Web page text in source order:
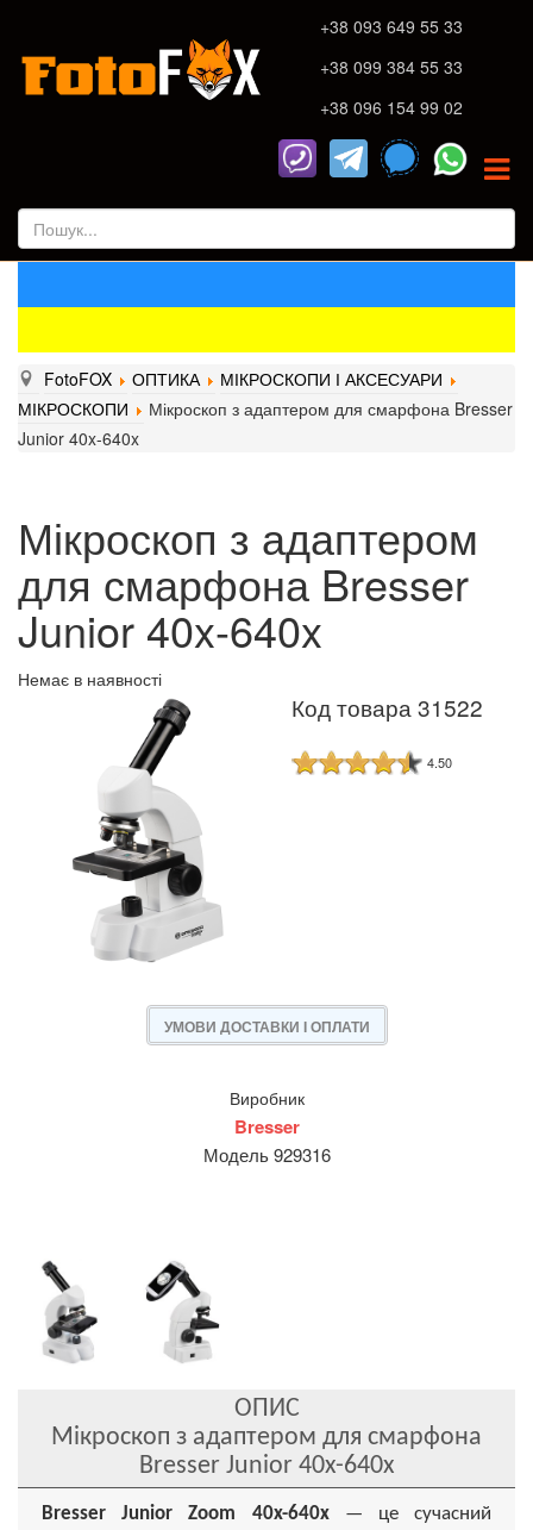
+38 093 649 55 33
+38 099 384 55 33
+38 096 154 99 02
FotoFOX ОПТИКА
МІКРОСКОПИ І АКСЕСУАРИ
МІКРОСКОПИ
Мікроскоп з адаптером для смарфона Bresser
Junior 40x-640x
Мікроскоп з адаптером
для смарфона Bresser
Junior 40x-640x
Немає в наявності
Код товара 31522
4.50
УМОВИ ДОСТАВКИ І ОПЛАТИ
Виробник
Bresser
Модель 929316
ОПИС
Мікроскоп з адаптером для смарфона
Bresser Junior 40x-640x
Bresser Junior Zoom 40x-640x— це сучасний